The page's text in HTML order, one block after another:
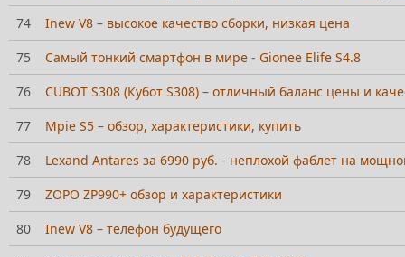
74
Inew V8 – высокое качество сборки, низкая цена
75
Самый тонкий смартфон в мире - Gionee Elife S4.8
76
CUBOT S308 (Кубот S308) – отличный баланс цены и
77
Mpie S5 – обзор, характеристики, купить
78
Lexand Antares за 6990 руб. - неплохой фаблет на
79
ZOPO ZP990+ обзор и характеристики
80
Inew V8 – телефон будущего